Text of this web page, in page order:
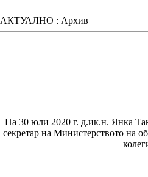
АКТУАЛНО : Архив
На 30 юли 2020 г. д.ик.н. Янка
секретар на Министерството на